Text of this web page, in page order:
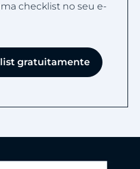
checklist no seu e-
gratuitamente